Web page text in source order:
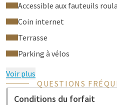
Accessible aux fauteuils
Coin internet
Terrasse
Parking à vélos
Voir plus
QUESTIONS
Conditions du forfait